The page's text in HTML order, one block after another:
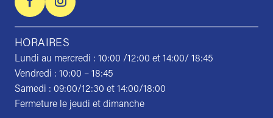
HORAIRES
Lundi au mercredi : 10:00 /12:00 et 14:00/ 18:45
Vendredi : 10:00 – 18:45
Samedi : 09:00/12:30 et 14:00/18:00
Fermeture le jeudi et dimanche